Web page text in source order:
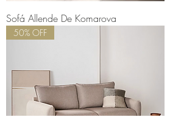
Sofá Allende De Komarova
50% OFF